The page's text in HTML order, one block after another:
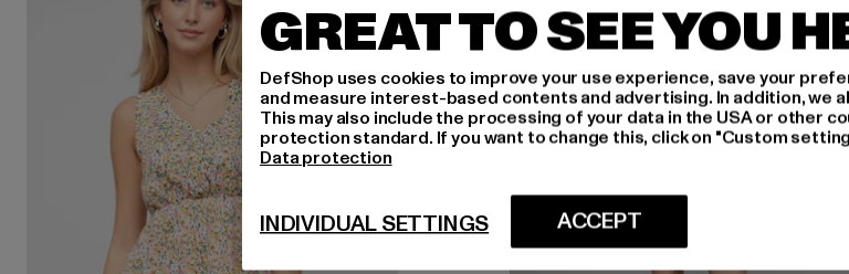
GREAT TO SEE YOU
DefShop uses cookies to improve your use experience, save your
and measure interest-based contents and advertising. In addition, we
This may also include the processing of your data in the USA or other
protection standard. If you want to change this, click on "Custom
Data protection
ACCEPT
INDIVIDUAL SETTINGS